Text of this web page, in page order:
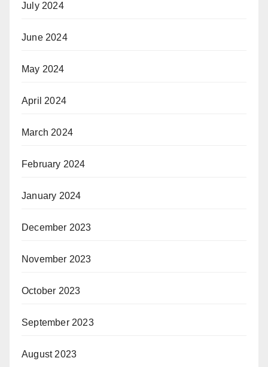
July 2024
June 2024
May 2024
April 2024
March 2024
February 2024
January 2024
December 2023
November 2023
October 2023
September 2023
August 2023